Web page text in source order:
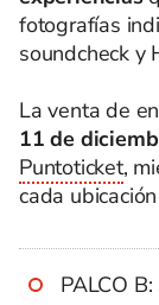
fotografías
soundcheck y
La venta de
11 de
Puntoticket,
cada
PALCO